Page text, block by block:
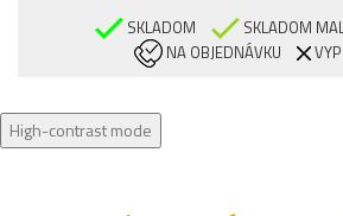
SKLADOM
SKLADOM
NA OBJEDNÁVKU
High-contrast mode